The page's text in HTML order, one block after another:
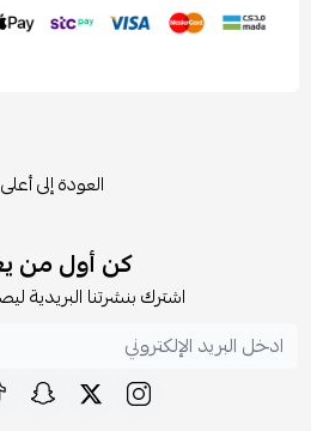
العودة إلى أعلى
كن أول من
اشترك بنشرتنا البريدية